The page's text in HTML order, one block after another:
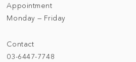
Contact
03-6447-7748
Appointment
Monday — Friday